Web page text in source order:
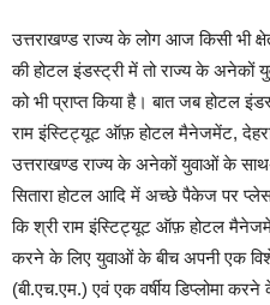
उत्तराखण्ड राज्य के लोग आज किसी भी
की होटल इंडस्ट्री में तो राज्य के
को भी प्राप्त किया है। बात जब होटल
राम इंस्टिट्यूट ऑफ़ होटल मैनेजमेंट,
उत्तराखण्ड राज्य के अनेकों युवाओं के
सितारा होटल आदि में अच्छे पैकेज पर
कि श्री राम इंस्टिट्यूट ऑफ़ होटल
करने के लिए युवाओं के बीच अपनी एक
(बी.एच.एम.) एवं एक वर्षीय डिप्लोमा